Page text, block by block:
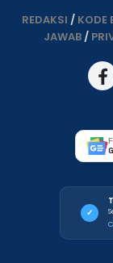
REDAKSI / KODE
JAWAB/
✓